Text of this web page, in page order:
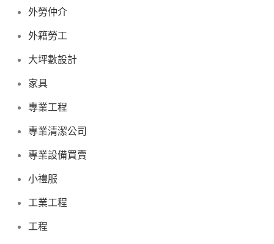
外勞仲介
外籍勞工
大坪數設計
家具
專業工程
專業清潔公司
專業設備買賣
小禮服
工業工程
工程